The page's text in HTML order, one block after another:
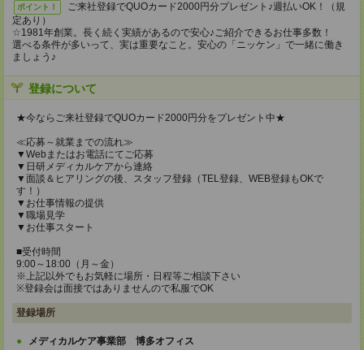
ポイント！
ご来社登録でQUOカード2000円分プレゼント♪週払いOK！（規
定あり）
☆1981年創業。長く続く実績があるので安心♪ご紹介できるお仕事多数！
選べる条件が多いって、実は重要なこと。安心の「ニッケン」で一緒に働き
ましょう♪
登録について
★今ならご来社登録でQUOカード2000円分をプレゼント中★
≪応募～就業までの流れ≫
▼Webまたはお電話にてご応募
▼日研メディカルケアから連絡
▼面談＆ヒアリングの後、スタッフ登録（TEL登録、WEB登録もOKで
す！）
▼お仕事情報の提供
▼職場見学
▼お仕事スタート
■受付時間
9:00～18:00（月～金）
※上記以外でもお気軽に場所・日程等ご相談下さい
※登録会は面接ではありませんので私服でOK
登録場所
メディカルケア事業部 博多オフィス